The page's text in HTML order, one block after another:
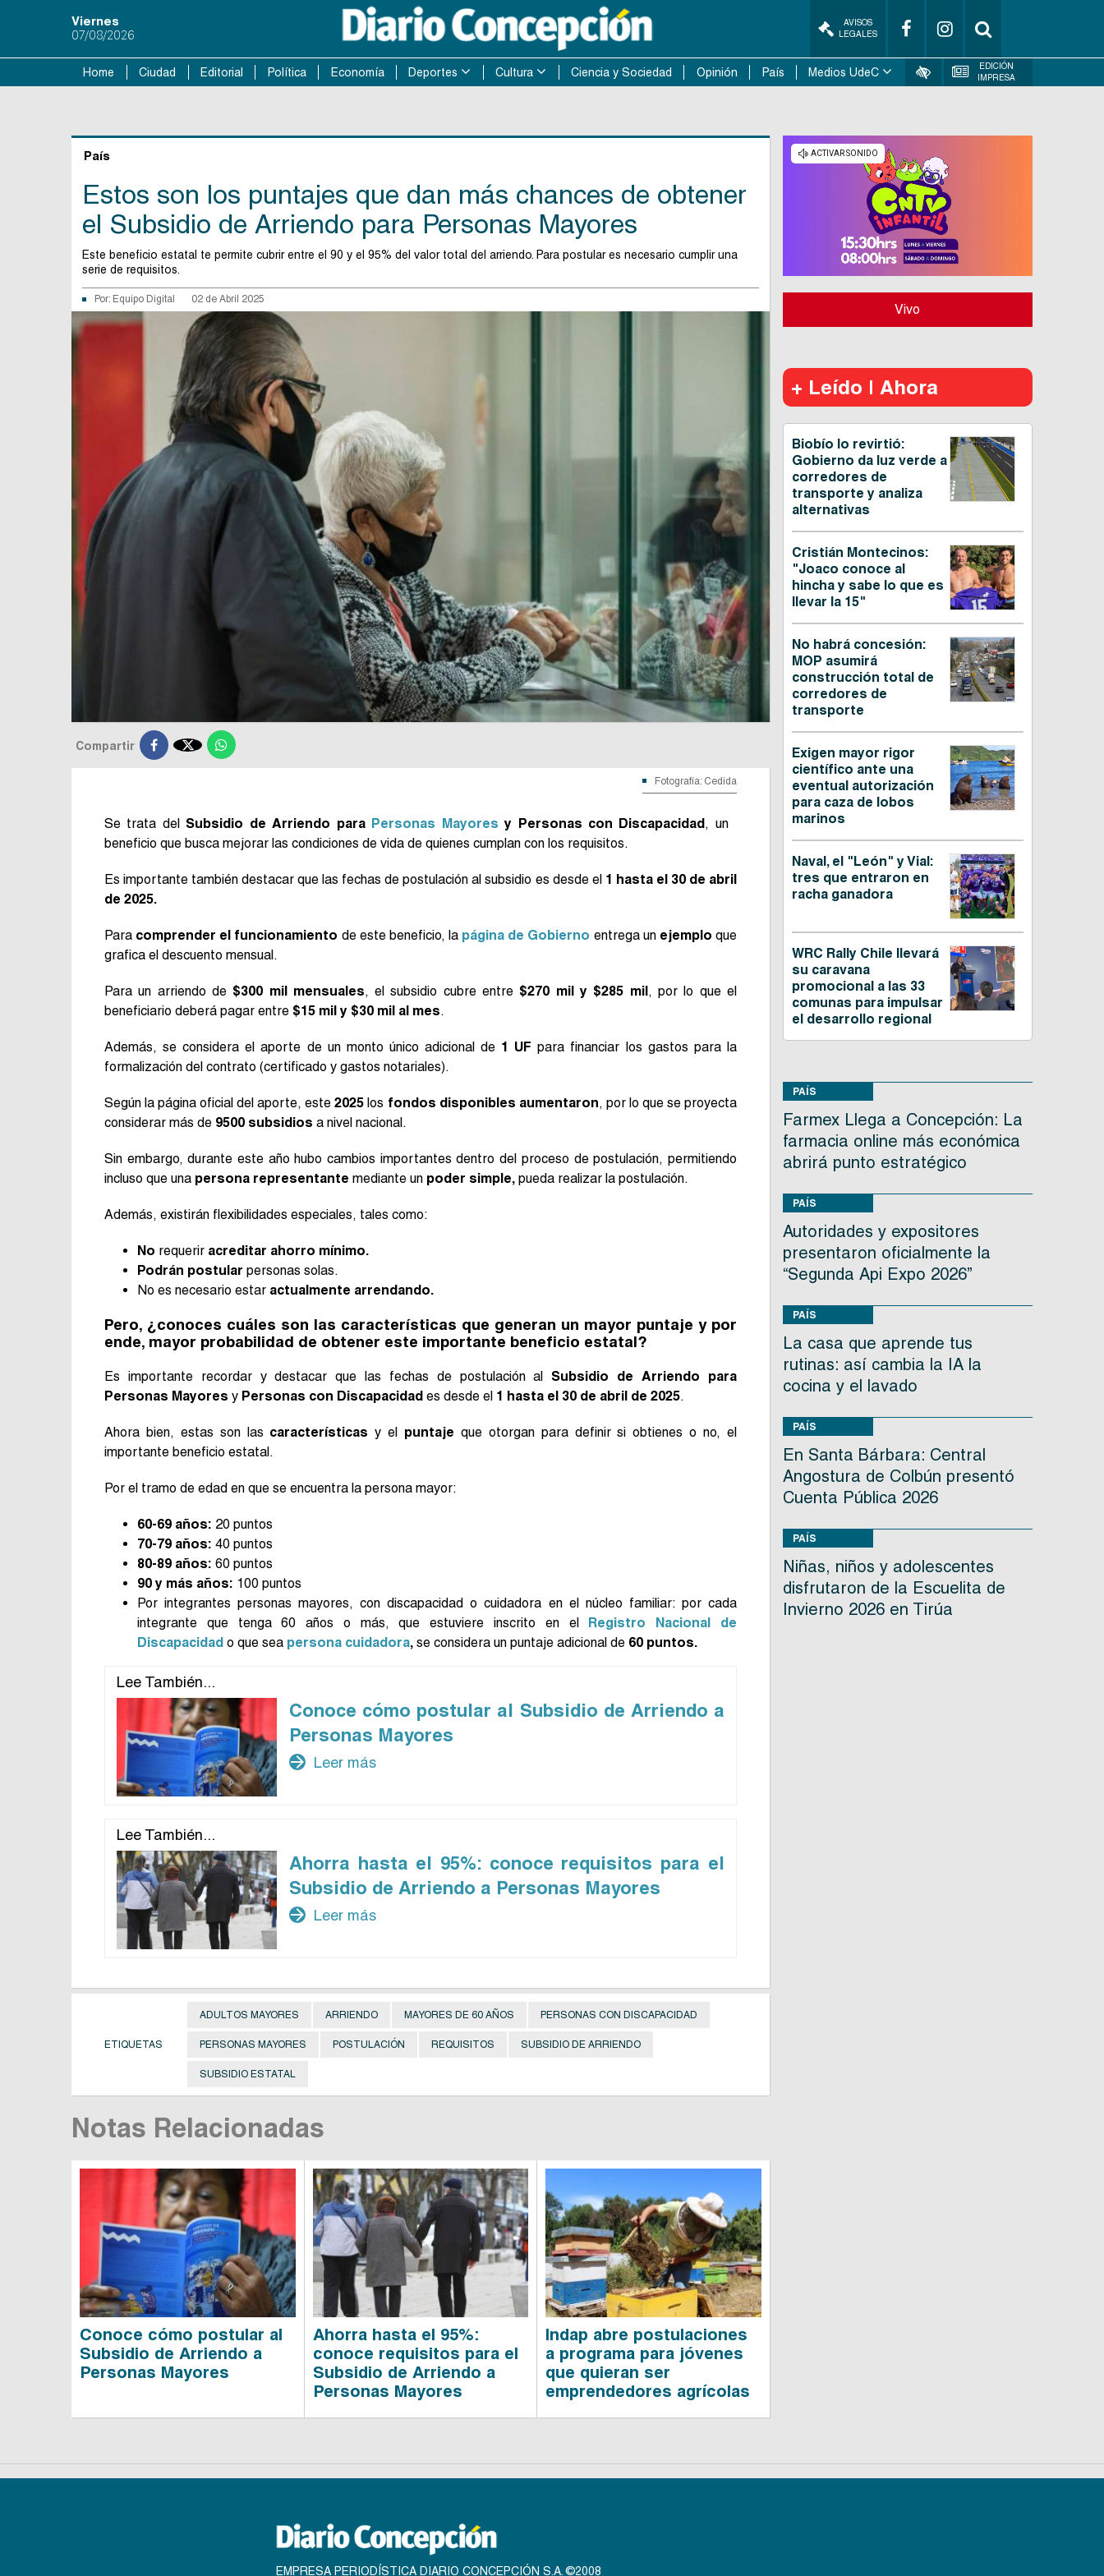
Viernes
07/08/2026
AVISOS
LEGALES
Home Ciudad Editorial Política Economía Deportes Cultura Ciencia y Sociedad Opinión País Medios UdeC
EDICIÓN
IMPRESA
País
Estos son los puntajes que dan más chances de obtener
el Subsidio de Arriendo para Personas Mayores
Este beneficio estatal te permite cubrir entre el 90 y el 95% del valor total del arriendo. Para postular es necesario cumplir una
serie de requisitos.
Por: Equipo Digital 02 de Abril 2025
Compartir 
Fotografía: Cedida
Se trata delSubsidio de Arriendo para Personas Mayores y Personas con Discapacidad, un
beneficio que busca mejorar las condiciones de vida de quienes cumplan con los requisitos.
Es importante también destacar que las fechas de postulación al subsidio es desde el 1 hasta el 30 de abril
de 2025.
Para comprender el funcionamiento de este beneficio, la página de Gobierno entrega un ejemplo que
grafica el descuento mensual.
Para un arriendo de $300 mil mensuales, el subsidio cubre entre $270 mil y $285 mil, por lo que el
beneficiario deberá pagar entre $15 mil y $30 mil al mes.
Además, se considera el aporte de un monto único adicional de 1 UF para financiar los gastos para la
formalización del contrato (certificado y gastos notariales).
Según la página oficial del aporte, este2025 los fondos disponibles aumentaron, por lo que se proyecta
considerar más de 9500 subsidios a nivel nacional.
Sin embargo, durante este año hubo cambios importantes dentro del proceso de postulación, permitiendo
incluso que una persona representante mediante un poder simple, pueda realizar la postulación.
Además, existirán flexibilidades especiales, tales como:
No requerir acreditar ahorro mínimo.
Podrán postular personas solas.
No es necesario estar actualmente arrendando.
Pero, ¿conoces cuáles son las características que generan un mayor puntaje y por
ende, mayor probabilidad de obtener este importante beneficio estatal?
Es importante recordar y destacar que las fechas de postulación alSubsidio de Arriendo para
Personas Mayores y Personas con Discapacidad es desde el 1 hasta el 30 de abril de 2025.
Ahora bien, estas son las características y el puntaje que otorgan para definir si obtienes o no, el
importante beneficio estatal.
Por el tramo de edad en que se encuentra la persona mayor:
60-69 años: 20 puntos
70-79 años: 40 puntos
80-89 años: 60 puntos
90 y más años: 100 puntos
Por integrantes personas mayores, con discapacidad o cuidadora en el núcleo familiar: por cada
integrante que tenga 60 años o más, que estuviere inscrito en el Registro Nacional de
Discapacidad o que sea persona cuidadora, se considera un puntaje adicional de 60 puntos.
Lee También...
Conoce cómo postular al Subsidio de Arriendo a
Personas Mayores
arrow_forward Leer más
Lee También...
Ahorra hasta el 95%: conoce requisitos para el
Subsidio de Arriendo a Personas Mayores
arrow_forward Leer más
ETIQUETAS
ADULTOS MAYORES ARRIENDO MAYORES DE 60 AÑOS PERSONAS CON DISCAPACIDAD
PERSONAS MAYORES POSTULACIÓN REQUISITOS SUBSIDIO DE ARRIENDO
SUBSIDIO ESTATAL
Notas Relacionadas
Conoce cómo postular al
Subsidio de Arriendo a
Personas Mayores
Ahorra hasta el 95%:
conoce requisitos para el
Subsidio de Arriendo a
Personas Mayores
Indap abre postulaciones
a programa para jóvenes
que quieran ser
emprendedores agrícolas
Vivo
+ Leído | Ahora
Biobío lo revirtió:
Gobierno da luz verde a
corredores de
transporte y analiza
alternativas
Cristián Montecinos:
"Joaco conoce al
hincha y sabe lo que es
llevar la 15"
No habrá concesión:
MOP asumirá
construcción total de
corredores de
transporte
Exigen mayor rigor
científico ante una
eventual autorización
para caza de lobos
marinos
Naval, el "León" y Vial:
tres que entraron en
racha ganadora
WRC Rally Chile llevará
su caravana
promocional a las 33
comunas para impulsar
el desarrollo regional
PAÍS
Farmex Llega a Concepción: La
farmacia online más económica
abrirá punto estratégico
PAÍS
Autoridades y expositores
presentaron oficialmente la
“Segunda Api Expo 2026”
PAÍS
La casa que aprende tus
rutinas: así cambia la IA la
cocina y el lavado
PAÍS
En Santa Bárbara: Central
Angostura de Colbún presentó
Cuenta Pública 2026
PAÍS
Niñas, niños y adolescentes
disfrutaron de la Escuelita de
Invierno 2026 en Tirúa
EMPRESA PERIODÍSTICA DIARIO CONCEPCIÓN S.A. ©2008